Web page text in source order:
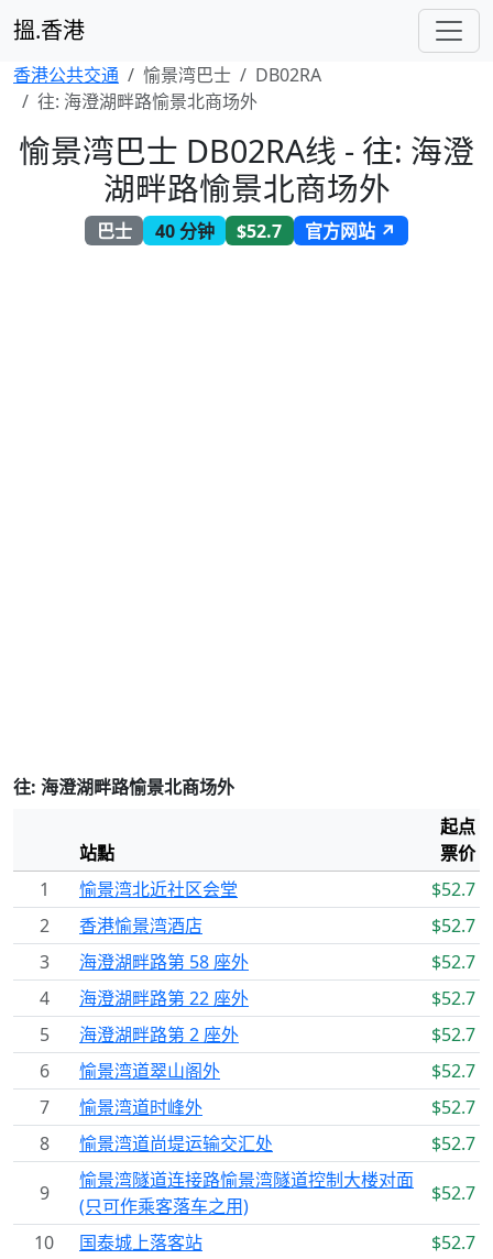
搵.香港
香港公共交通 愉景湾巴士
DB02RA
往: 海澄湖畔路愉景北商场外
愉景湾巴士 DB02RA线 - 往: 海澄
湖畔路愉景北商场外
巴士 40 分钟 $52.7 官方网站 ↗
往: 海澄湖畔路愉景北商场外
站點
起点
票价
1
愉景湾北近社区会堂
$52.7
2
香港愉景湾酒店
$52.7
3
海澄湖畔路第 58 座外
$52.7
4
海澄湖畔路第 22 座外
$52.7
5
海澄湖畔路第 2 座外
$52.7
6
愉景湾道翠山阁外
$52.7
7
愉景湾道时峰外
$52.7
8
愉景湾道尚堤运输交汇处 $52.7
9
愉景湾隧道连接路愉景湾隧道控制大楼对面
(只可作乘客落车之用)
$52.7
10 国泰城上落客站
$52.7